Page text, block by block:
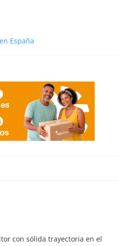
España
con sólida trayectoria en el